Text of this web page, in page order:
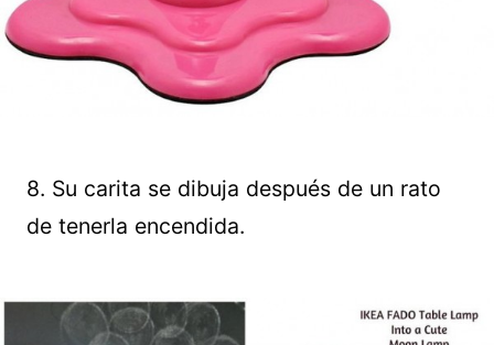
8. Su carita se dibuja después de un rato
de tenerla encendida.